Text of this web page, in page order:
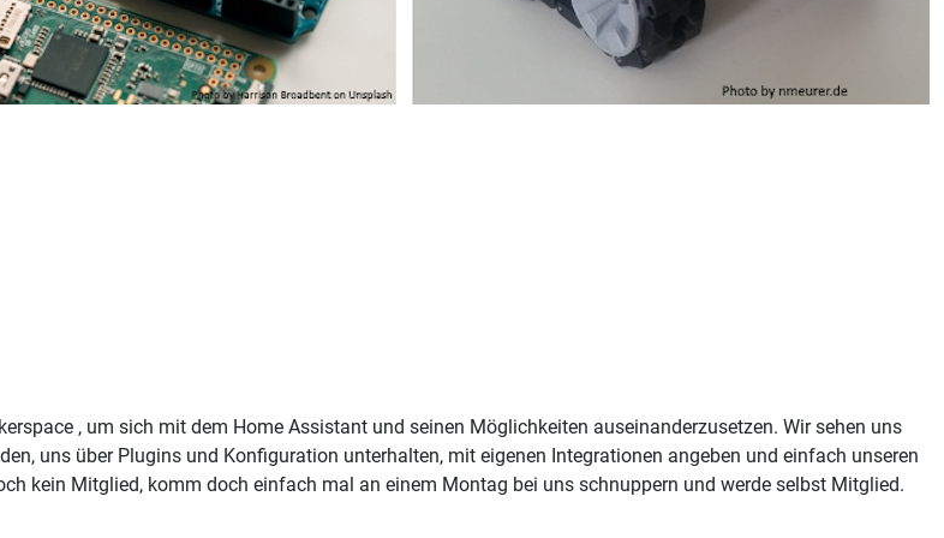
, um sich mit dem Home Assistant und seinen Möglichkeiten auseinanderzusetzen. Wir sehen uns
uns über Plugins und Konfiguration unterhalten, mit eigenen Integrationen angeben und einfach unseren
kein Mitglied, komm doch einfach mal an einem Montag bei uns schnuppern und werde selbst Mitglied.